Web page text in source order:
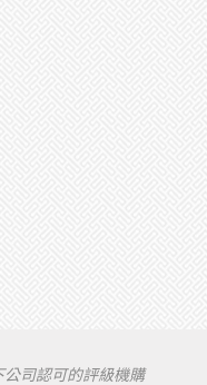
公司認可的評級機購